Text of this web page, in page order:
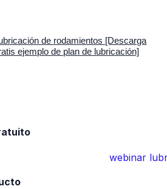
de rodamientos [Descarga
ejemplo de plan de lubricación]